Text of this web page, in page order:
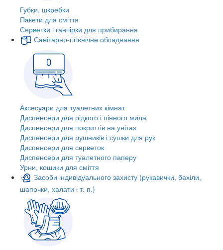
Губки, шкребки
Пакети для сміття
Серветки і ганчірки для прибирання
Санітарно-гігієнічне обладнання
Аксесуари для туалетних кімнат
Диспенсери для рідкого і пінного мила
Диспенсери для покриттів на унітаз
Диспенсери для рушників і сушки для рук
Диспенсери для серветок
Диспенсери для туалетного паперу
Урни, кошики для сміття
Засоби індивідуального захисту (рукавички, бахіли,
шапочки, халати і т. п.)